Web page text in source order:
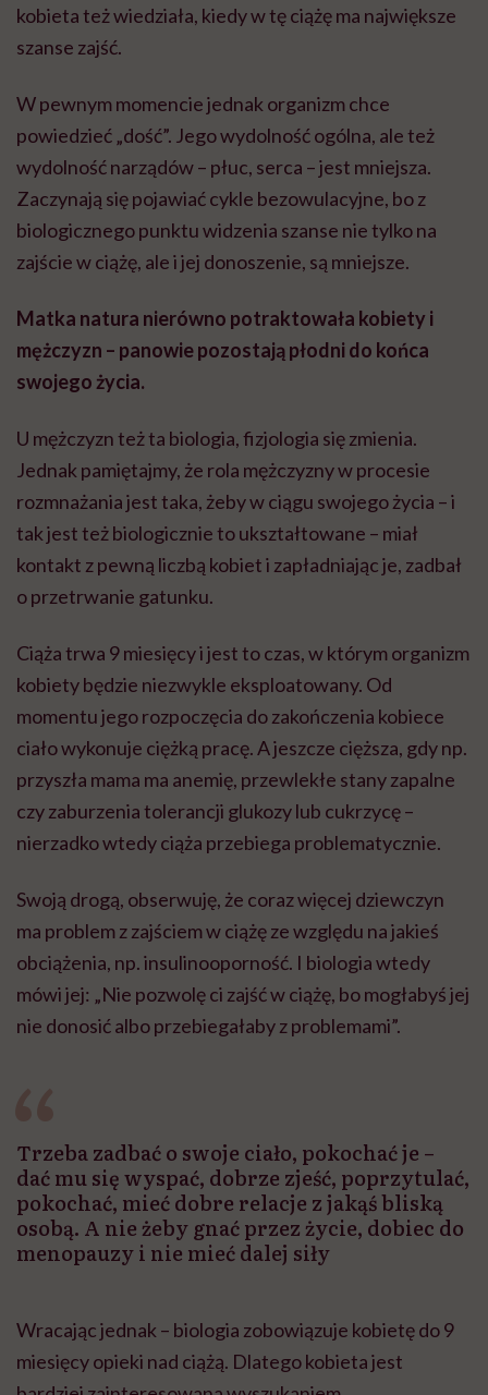
kobieta też wiedziała, kiedy w tę ciążę ma największe
szanse zajść.
W pewnym momencie jednak organizm chce
powiedzieć „dość”. Jego wydolność ogólna, ale też
wydolność narządów – płuc, serca – jest mniejsza.
Zaczynają się pojawiać cykle bezowulacyjne, bo z
biologicznego punktu widzenia szanse nie tylko na
zajście w ciążę, ale i jej donoszenie, są mniejsze.
Matka natura nierówno potraktowała kobiety i
mężczyzn – panowie pozostają płodni do końca
swojego życia.
U mężczyzn też ta biologia, fizjologia się zmienia.
Jednak pamiętajmy, że rola mężczyzny w procesie
rozmnażania jest taka, żeby w ciągu swojego życia – i
tak jest też biologicznie to ukształtowane – miał
kontakt z pewną liczbą kobiet i zapładniając je, zadbał
o przetrwanie gatunku.
Ciąża trwa 9 miesięcy i jest to czas, w którym organizm
kobiety będzie niezwykle eksploatowany. Od
momentu jego rozpoczęcia do zakończenia kobiece
ciało wykonuje ciężką pracę. A jeszcze cięższa, gdy np.
przyszła mama ma anemię, przewlekłe stany zapalne
czy zaburzenia tolerancji glukozy lub cukrzycę –
nierzadko wtedy ciąża przebiega problematycznie.
Swoją drogą, obserwuję, że coraz więcej dziewczyn
ma problem z zajściem w ciążę ze względu na jakieś
obciążenia, np. insulinooporność. I biologia wtedy
mówi jej: „Nie pozwolę ci zajść w ciążę, bo mogłabyś jej
nie donosić albo przebiegałaby z problemami”.
Trzeba zadbać o swoje ciało, pokochać je –
dać mu się wyspać, dobrze zjeść, poprzytulać,
pokochać, mieć dobre relacje z jakąś bliską
osobą. A nie żeby gnać przez życie, dobiec do
menopauzy i nie mieć dalej siły
Wracając jednak – biologia zobowiązuje kobietę do 9
miesięcy opieki nad ciążą. Dlatego kobieta jest